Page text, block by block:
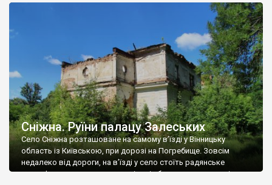
Наддністрянське відрізняється від більшості навколишніх
сіл. У селі є мурована Михайлівська церква. Точної дати […]
Сніжна. Руїни палацу Залеських
Село Сніжна розташоване на самому в’їзді у Вінницьку
область із Київською, при дорозі на Погребище. Зовсім
недалеко від дороги, на в’їзді у село стоїть радянське
рельєфне пано, яке показує жінку і яблуню, а трохи далі, десь